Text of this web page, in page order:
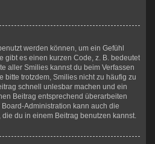
werden können, um ein Gefühl
gibt es einen kurzen Code, z. B. bedeutet
aller Smilies kannst du beim Verfassen
bitte trotzdem, Smilies nicht zu häufig zu
schnell unlesbar machen und ein
Beitrag entsprechend überarbeiten
Administration kann auch die
du in einem Beitrag benutzen kannst.